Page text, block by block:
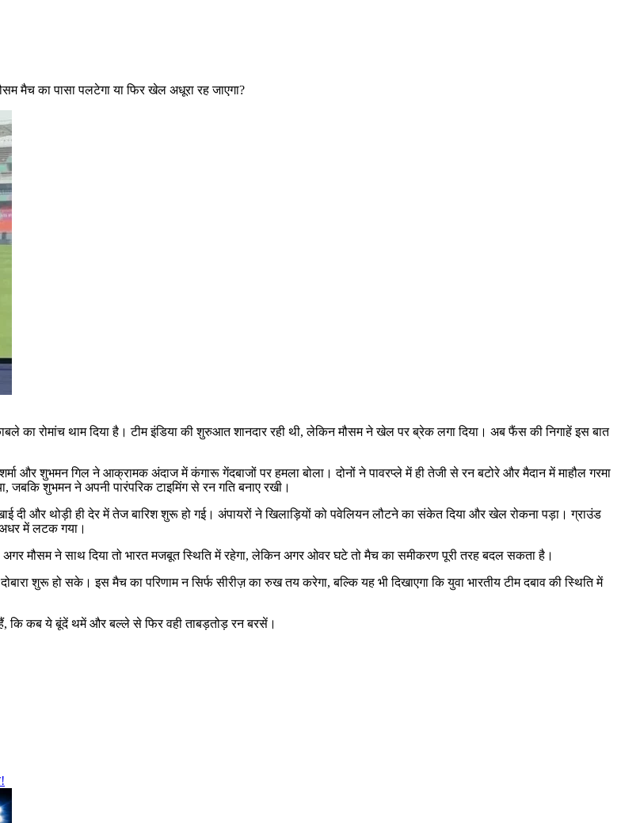
मैच का पासा पलटेगा या फिर खेल अधूरा रह जाएगा?
रोमांच थाम दिया है। टीम इंडिया की शुरुआत शानदार रही थी, लेकिन मौसम ने खेल पर ब्रेक लगा दिया। अब फैंस की निगाहें इस बात
और शुभमन गिल ने आक्रामक अंदाज में कंगारू गेंदबाजों पर हमला बोला। दोनों ने पावरप्ले में ही तेजी से रन बटोरे और मैदान में माहौल गरमा
शुभमन ने अपनी पारंपरिक टाइमिंग से रन गति बनाए रखी।
और थोड़ी ही देर में तेज बारिश शुरू हो गई। अंपायरों ने खिलाड़ियों को पवेलियन लौटने का संकेत दिया और खेल रोकना पड़ा। ग्राउंड
अधर में लटक गया।
मौसम ने साथ दिया तो भारत मजबूत स्थिति में रहेगा, लेकिन अगर ओवर घटे तो मैच का समीकरण पूरी तरह बदल सकता है।
शुरू हो सके। इस मैच का परिणाम न सिर्फ सीरीज़ का रुख तय करेगा, बल्कि यह भी दिखाएगा कि युवा भारतीय टीम दबाव की स्थिति में
कि कब ये बूंदें थमें और बल्ले से फिर वही ताबड़तोड़ रन बरसें।